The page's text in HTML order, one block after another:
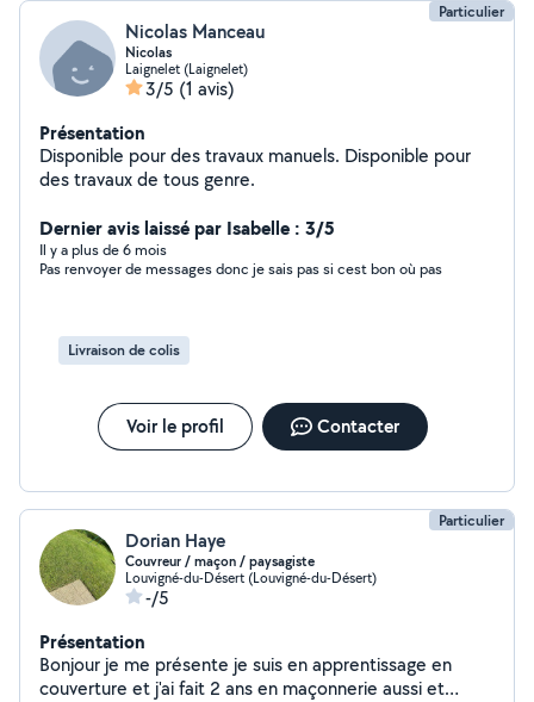
Particulier
Nicolas Manceau
Nicolas
Laignelet (Laignelet)
3/5 (1 avis)
Présentation
Disponible pour des travaux manuels. Disponible pour
des travaux de tous genre.
Dernier avis laissé par Isabelle : 3/5
Il y a plus de 6 mois
Pas renvoyer de messages donc je sais pas si cest bon où pas
Livraison de colis
Voir le profil Contacter
Particulier
Dorian Haye
Couvreur / maçon / paysagiste
Louvigné-du-Désert (Louvigné-du-Désert)
-/5
Présentation
Bonjour je me présente je suis en apprentissage en
couverture et j'ai fait 2 ans en maçonnerie aussi et